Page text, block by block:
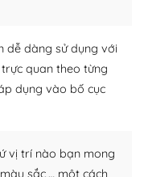
thêm vào
dễ dàng sử dụng với
quan theo từng
dụng vào bố cục
vị trí nào bạn mong
sắc,… một cách